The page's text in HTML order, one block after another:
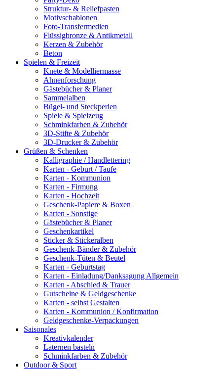
Struktur- & Reliefpasten
Motivschablonen
Foto-Transfermedien
Flüssigbronze & Antikmetall
Kerzen & Zubehör
Beton
Spielen & Freizeit
Knete & Modelliermasse
Ahnenforschung
Gästebücher & Planer
Sammelalben
Bügel- und Steckperlen
Spiele & Spielzeug
Schminkfarben & Zubehör
3D-Stifte & Zubehör
3D-Drucker & Zubehör
Grüßen & Schenken
Kalligraphie / Handlettering
Karten - Geburt / Taufe
Karten - Kommunion
Karten - Firmung
Karten - Hochzeit
Geschenk-Papiere & Boxen
Karten - Sonstige
Gästebücher & Planer
Geschenkartikel
Sticker & Stickeralben
Geschenk-Bänder & Zubehör
Geschenk-Tüten & Beutel
Karten - Geburtstag
Karten - Einladung/Danksagung Allgemein
Karten - Abschied & Trauer
Gutscheine & Geldgeschenke
Karten - selbst Gestalten
Karten - Kommunion / Konfirmation
Geldgeschenke-Verpackungen
Saisonales
Kreativkalender
Laternen basteln
Schminkfarben & Zubehör
Outdoor & Sport